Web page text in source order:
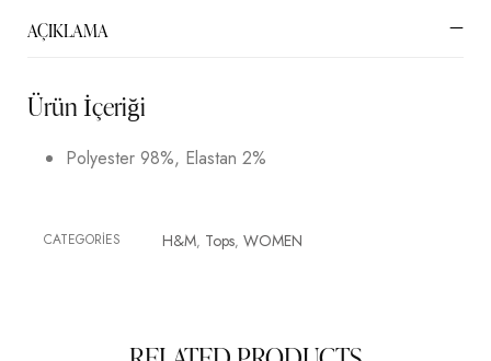
AÇIKLAMA
Ürün İçeriği
Polyester 98%, Elastan 2%
CATEGORIES H&M, Tops, WOMEN